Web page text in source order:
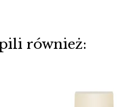
również: